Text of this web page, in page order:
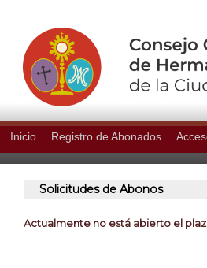
Inicio Registro de Abonados
Solicitudes de Abonos
Actualmente no está abierto el